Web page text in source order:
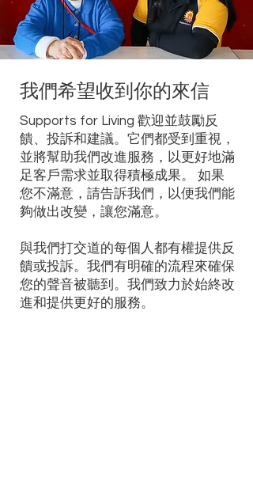
我們希望收到你的來信
Supports for Living 歡迎並鼓勵反
饋、投訴和建議。它們都受到重視，
並將幫助我們改進服務，以更好地滿
足客戶需求並取得積極成果。
如果
您不滿意，請告訴我們，以便我們能
夠做出改變，讓您滿意。
與我們打交道的每個人都有權提供反
饋或投訴。我們有明確的流程來確保
您的聲音被聽到。我們致力於始終改
進和提供更好的服務。